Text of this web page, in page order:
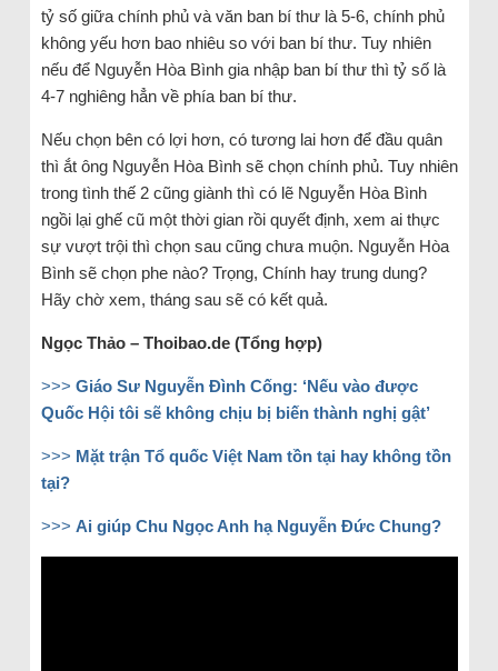
tỷ số giữa chính phủ và văn ban bí thư là 5-6, chính phủ
không yếu hơn bao nhiêu so với ban bí thư. Tuy nhiên
nếu để Nguyễn Hòa Bình gia nhập ban bí thư thì tỷ số là
4-7 nghiêng hẳn về phía ban bí thư.
Nếu chọn bên có lợi hơn, có tương lai hơn để đầu quân
thì ắt ông Nguyễn Hòa Bình sẽ chọn chính phủ. Tuy nhiên
trong tình thế 2 cũng giành thì có lẽ Nguyễn Hòa Bình
ngồi lại ghế cũ một thời gian rồi quyết định, xem ai thực
sự vượt trội thì chọn sau cũng chưa muộn. Nguyễn Hòa
Bình sẽ chọn phe nào? Trọng, Chính hay trung dung?
Hãy chờ xem, tháng sau sẽ có kết quả.
Ngọc Thảo – Thoibao.de (Tổng hợp)
>>> Giáo Sư Nguyễn Đình Cống: ‘Nếu vào được
Quốc Hội tôi sẽ không chịu bị biến thành nghị gật’
>>> Mặt trận Tổ quốc Việt Nam tồn tại hay không tồn
tại?
>>> Ai giúp Chu Ngọc Anh hạ Nguyễn Đức Chung?